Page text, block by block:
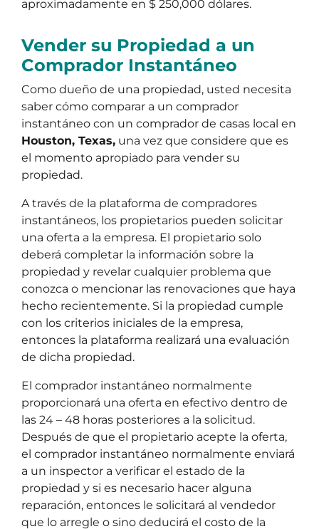
aproximadamente en $ 250,000 dólares.
Vender su Propiedad a un
Comprador Instantáneo
Como dueño de una propiedad, usted necesita
saber cómo comparar a un comprador
instantáneo con un comprador de casas local en
Houston, Texas, una vez que considere que es
el momento apropiado para vender su
propiedad.
A través de la plataforma de compradores
instantáneos, los propietarios pueden solicitar
una oferta a la empresa. El propietario solo
deberá completar la información sobre la
propiedad y revelar cualquier problema que
conozca o mencionar las renovaciones que haya
hecho recientemente. Si la propiedad cumple
con los criterios iniciales de la empresa,
entonces la plataforma realizará una evaluación
de dicha propiedad.
El comprador instantáneo normalmente
proporcionará una oferta en efectivo dentro de
las 24 – 48 horas posteriores a la solicitud.
Después de que el propietario acepte la oferta,
el comprador instantáneo normalmente enviará
a un inspector a verificar el estado de la
propiedad y si es necesario hacer alguna
reparación, entonces le solicitará al vendedor
que lo arregle o sino deducirá el costo de la